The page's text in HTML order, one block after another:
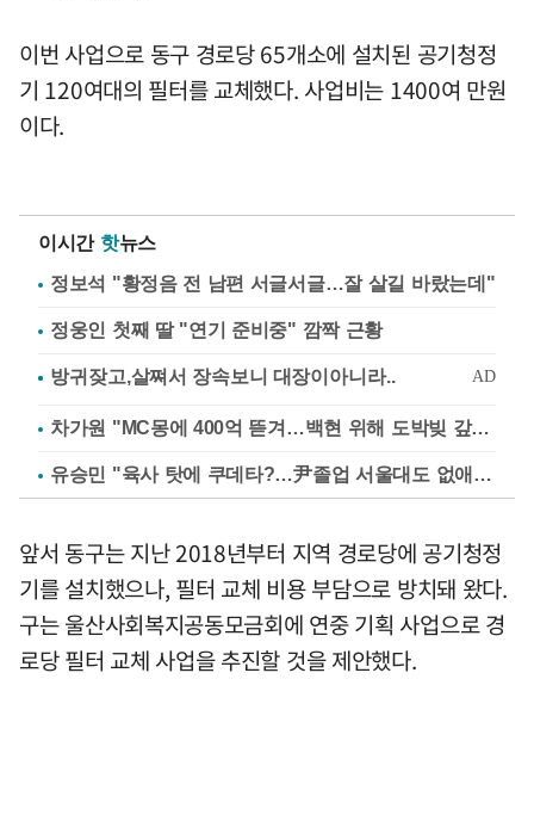
이번 사업으로 동구 경로당 65개소에 설치된 공기청정
기 120여대의 필터를 교체했다. 사업비는 1400여 만원
이다.
이시간 핫뉴스
정보석 "황정음 전 남편 서글서글…잘 살길 바랐는데"
정웅인 첫째 딸 "연기 준비중" 깜짝 근황
차가원 "MC몽에 400억 뜯겨…백현 위해 도박빚 갚아줘"
유승민 "육사 탓에 쿠데타?…尹졸업 서울대도 없애나"
앞서 동구는 지난 2018년부터 지역 경로당에 공기청정
기를 설치했으나, 필터 교체 비용 부담으로 방치돼 왔다.
구는 울산사회복지공동모금회에 연중 기획 사업으로 경
로당 필터 교체 사업을 추진할 것을 제안했다.